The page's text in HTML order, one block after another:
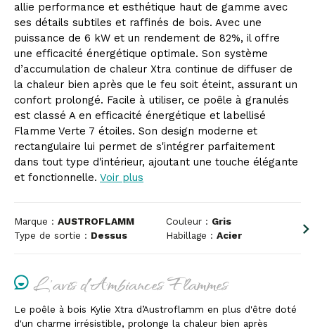
allie performance et esthétique haut de gamme avec
ses détails subtiles et raffinés de bois. Avec une
puissance de 6 kW et un rendement de 82%, il offre
une efficacité énergétique optimale. Son système
d’accumulation de chaleur Xtra continue de diffuser de
la chaleur bien après que le feu soit éteint, assurant un
confort prolongé. Facile à utiliser, ce poêle à granulés
est classé A en efficacité énergétique et labellisé
Flamme Verte 7 étoiles. Son design moderne et
rectangulaire lui permet de s'intégrer parfaitement
dans tout type d'intérieur, ajoutant une touche élégante
et fonctionnelle. Voir plus
Marque : AUSTROFLAMM
Type de sortie : Dessus
Couleur : Gris
Habillage : Acier
L'avis d'Ambiances Flammes
Le poêle à bois Kylie Xtra d’Austroflamm en plus d'être doté
d'un charme irrésistible, prolonge la chaleur bien après